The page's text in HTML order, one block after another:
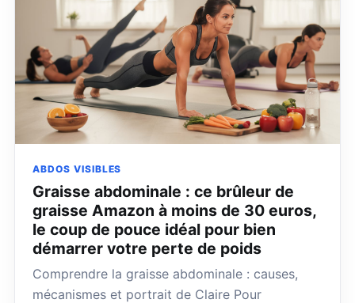
ABDOS VISIBLES
Graisse abdominale : ce brûleur de
graisse Amazon à moins de 30 euros,
le coup de pouce idéal pour bien
démarrer votre perte de poids
Comprendre la graisse abdominale : causes,
mécanismes et portrait de Claire Pour